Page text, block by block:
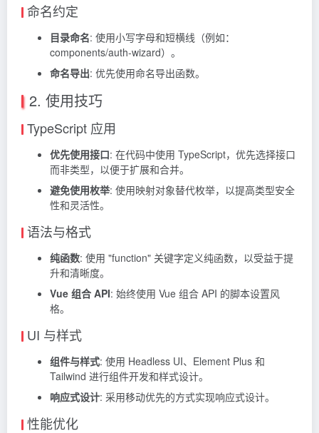
命名约定
目录命名: 使用小写字母和短横线（例如：
components/auth-wizard）。
命名导出: 优先使用命名导出函数。
2. 使用技巧
TypeScript 应用
优先使用接口: 在代码中使用 TypeScript，优先选择接口
而非类型，以便于扩展和合并。
避免使用枚举: 使用映射对象替代枚举，以提高类型安全
性和灵活性。
语法与格式
纯函数: 使用 "function" 关键字定义纯函数，以受益于提
升和清晰度。
Vue 组合 API: 始终使用 Vue 组合 API 的脚本设置风
格。
UI 与样式
组件与样式: 使用 Headless UI、Element Plus 和
Tailwind 进行组件开发和样式设计。
响应式设计: 采用移动优先的方式实现响应式设计。
性能优化